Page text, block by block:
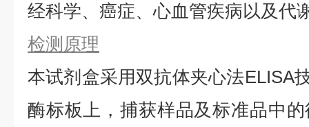
经科学、癌症、心血管疾病以及代
检测原理
本试剂盒采用双抗体夹心法ELISA
酶标板上，捕获样品及标准品中